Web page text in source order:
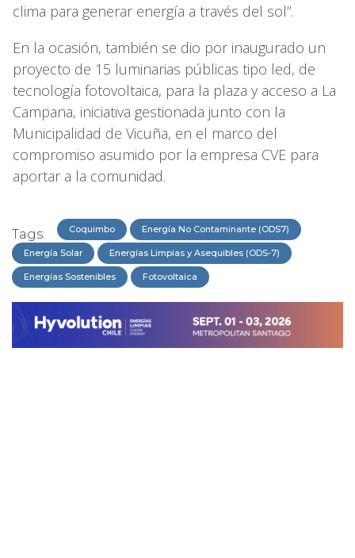
clima para generar energía a través del sol”.
En la ocasión, también se dio por inaugurado un
proyecto de 15 luminarias públicas tipo led, de
tecnología fotovoltaica, para la plaza y acceso a La
Campana, iniciativa gestionada junto con la
Municipalidad de Vicuña, en el marco del
compromiso asumido por la empresa CVE para
aportar a la comunidad.
Tags: Coquimbo Energía No Contaminante (ODS7)
Energía Solar Energías Limpias y Asequibles (ODS-7)
Energías Sostenibles Fotovoltaica